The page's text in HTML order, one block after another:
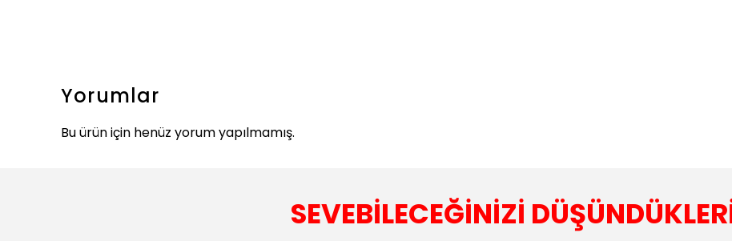
Yorumlar
Bu ürün için henüz yorum yapılmamış.
SEVEBİLECEĞİNİZİ